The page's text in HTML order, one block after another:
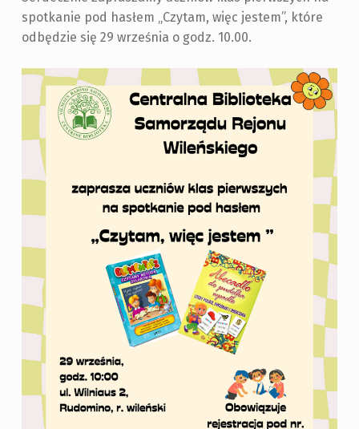
spotkanie pod hasłem „Czytam, więc jestem”, które
odbędzie się 29 września o godz. 10.00.